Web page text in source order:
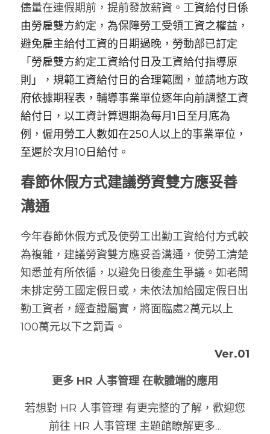
儘量在連假期前，提前發放薪資。 工資給付日係
由勞雇雙方約定，為保障勞工受領工資之權益，
避免雇主給付工資的日期過晚，勞動部已訂定
「勞雇雙方約定工資給付日及工資給付指導原
則」，規範工資給付日的合理範圍，並請地方政
府依據期程表，輔導事業單位逐年向前調整工資
給付日，以工資計算週期為每月1日至月底為
例，僱用勞工人數如在250人以上的事業單位，
至遲於次月10日給付。
春節休假方式建議勞資雙方應妥善
溝通
今年春節休假方式及使勞工出勤工資給付方式較
為複雜，建議勞資雙方應妥善溝通，使勞工清楚
知悉並有所依循，以避免日後產生爭議。如老闆
未排定勞工國定假日或，未依法加給國定假日出
勤工資者，經查證屬實，將面臨處2萬元以上
100萬元以下之罰責。
Ver.01
更多 HR 人事管理 在軟體端的應用
若想對 HR 人事管理 有更完整的了解，歡迎您
前往 HR 人事管理 主題館瞭解更多…